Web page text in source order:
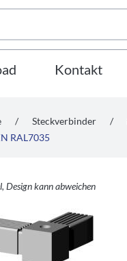
Kontakt
/ Steckverbinder /
RAL7035
Design kann abweichen